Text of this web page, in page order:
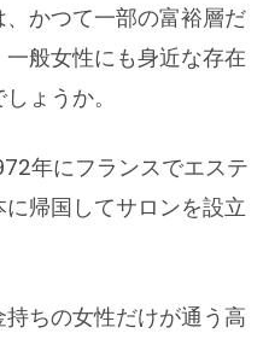
かつて一部の富裕層だ
般女性にも身近な存在
ょうか。
年にフランスでエステ
帰国してサロンを設立
ちの女性だけが通う高